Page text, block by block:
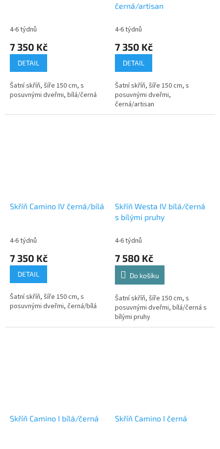
4-6 týdnů
7 350 Kč
DETAIL
Šatní skříň, šíře 150 cm, s
posuvnými dveřmi, bílá/černá
černá/artisan
4-6 týdnů
7 350 Kč
DETAIL
Šatní skříň, šíře 150 cm, s
posuvnými dveřmi,
černá/artisan
Skříň Camino IV černá/bílá
4-6 týdnů
7 350 Kč
DETAIL
Šatní skříň, šíře 150 cm, s
posuvnými dveřmi, černá/bílá
Skříň Westa IV bílá/černá
s bílými pruhy
4-6 týdnů
7 580 Kč
Do košíku
Šatní skříň, šíře 150 cm, s
posuvnými dveřmi, bílá/černá s
bílými pruhy
Skříň Camino I bílá/černá Skříň Camino I černá